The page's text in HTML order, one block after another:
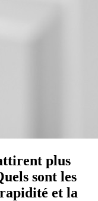
plus
sont les
et la